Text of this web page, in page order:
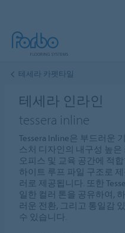
테세라 카펫타일
테세라 인라인
tessera inline
Tessera Inline은 부드러운
스처 디자인의 내구성 높
오피스 및 교육 공간에 적
하이트 루프 파일 구조로
러로 제공됩니다. 또한
일한 컬러 톤을 공유하여,
러운 전환, 그리고 통일감
수 있습니다.